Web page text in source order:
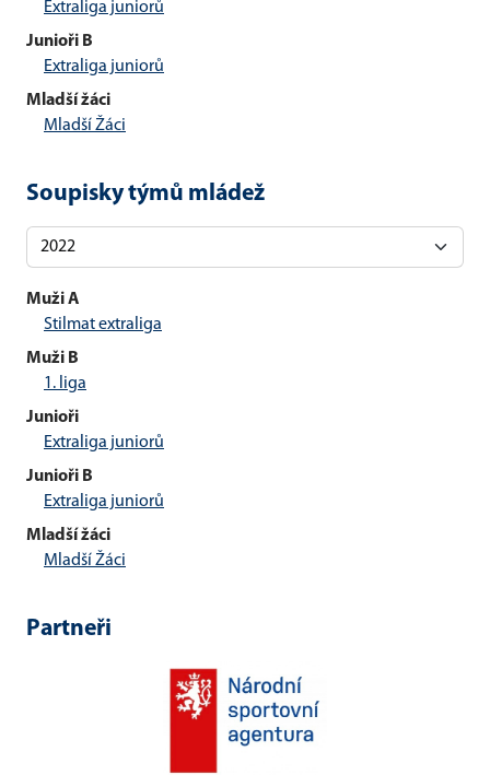
Extraliga juniorů
Junioři B
Extraliga juniorů
Mladší žáci
Mladší Žáci
Soupisky týmů mládež
Muži A
Stilmat extraliga
Muži B
1. liga
Junioři
Extraliga juniorů
Junioři B
Extraliga juniorů
Mladší žáci
Mladší Žáci
Partneři